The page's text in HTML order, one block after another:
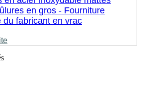
en gros - Fourniture
du fabricant en vrac